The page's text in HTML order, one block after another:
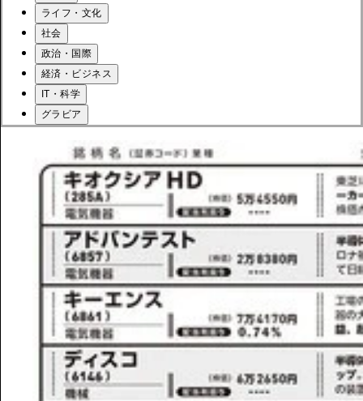
ライフ・文化
社会
政治・国際
経済・ビジネス
IT・科学
グラビア